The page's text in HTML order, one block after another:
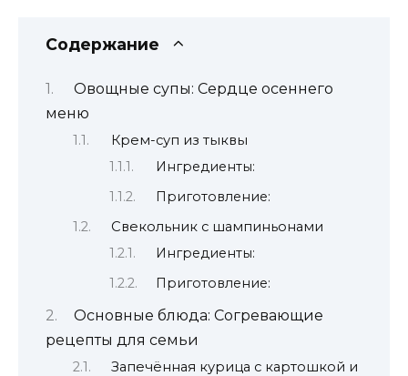
Содержание
Овощные супы: Сердце осеннего
меню
Крем-суп из тыквы
Ингредиенты:
Приготовление:
Свекольник с шампиньонами
Ингредиенты:
Приготовление:
Основные блюда: Согревающие
рецепты для семьи
Запечённая курица с картошкой и